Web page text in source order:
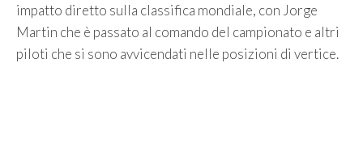
impatto diretto sulla classifica mondiale, con Jorge
Martin che è passato al comando del campionato e altri
piloti che si sono avvicendati nelle posizioni di vertice.